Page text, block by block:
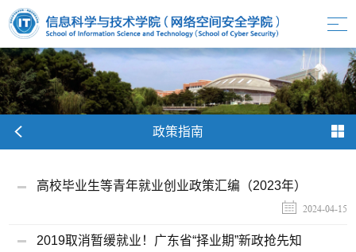
政策指南
高校毕业生等青年就业创业政策汇编（2023年）
2024-04-15
2019取消暂缓就业！广东省“择业期”新政抢先知